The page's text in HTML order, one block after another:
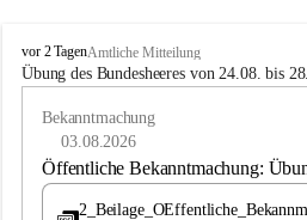
B
u
vor 2 TagenAmtliche Mitteilung
Übung des Bundesheeres von 24.08. bis
Bekanntmachung
03.08.2026
Öffentliche Bekanntmachung: